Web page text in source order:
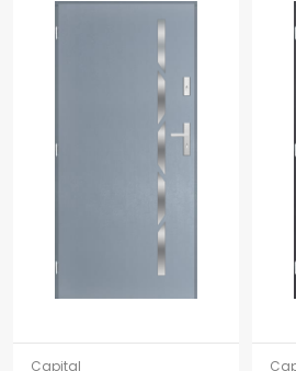
Capital